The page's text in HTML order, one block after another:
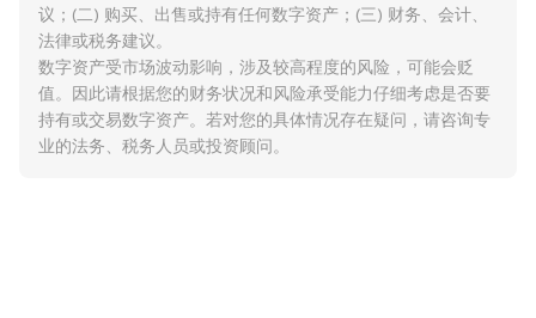
议；(二) 购买、出售或持有任何数字资产；(三) 财务、会计、
法律或税务建议。
数字资产受市场波动影响，涉及较高程度的风险，可能会贬
值。因此请根据您的财务状况和风险承受能力仔细考虑是否要
持有或交易数字资产。若对您的具体情况存在疑问，请咨询专
业的法务、税务人员或投资顾问。